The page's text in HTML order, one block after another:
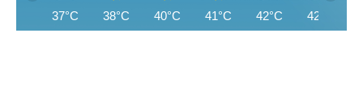
37°C 38°C 40°C 41°C 42°C 42°C